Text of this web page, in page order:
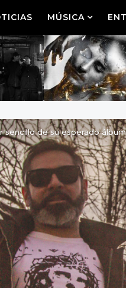
MÚSICA
sencillo de su esperado